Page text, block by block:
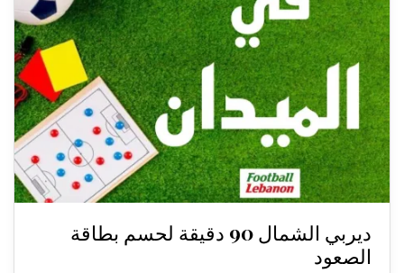
ديربي الشمال 90 دقيقة لحسم بطاقة
الصعود